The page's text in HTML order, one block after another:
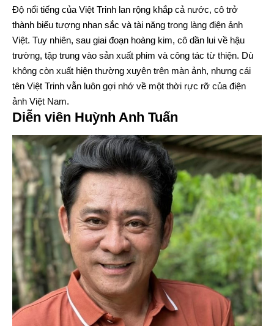
Độ nổi tiếng của Việt Trinh lan rộng khắp cả nước, cô trở
thành biểu tượng nhan sắc và tài năng trong làng điện ảnh
Việt. Tuy nhiên, sau giai đoạn hoàng kim, cô dần lui về hậu
trường, tập trung vào sản xuất phim và công tác từ thiện. Dù
không còn xuất hiện thường xuyên trên màn ảnh, nhưng cái
tên Việt Trinh vẫn luôn gợi nhớ về một thời rực rỡ của điện
ảnh Việt Nam.
Diễn viên Huỳnh Anh Tuấn